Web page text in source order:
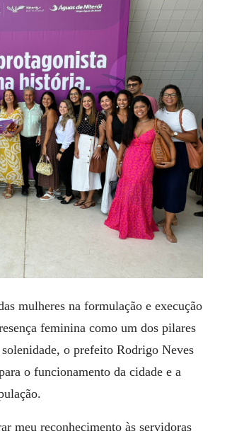
mulheres na formulação e execução
feminina como um dos pilares
o prefeito Rodrigo Neves
o funcionamento da cidade e a
meu reconhecimento às servidoras